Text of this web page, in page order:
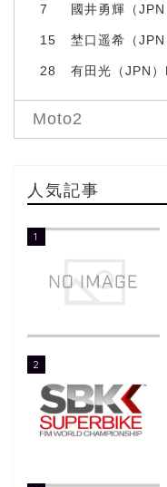
7 國井勇輝（
15 埜口遥希（
28 有田光（JPN
Moto2
人気記事
1
2